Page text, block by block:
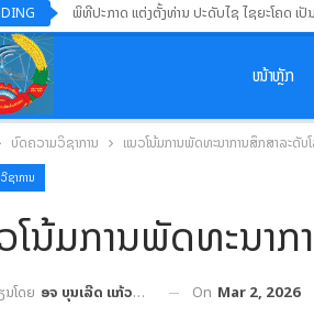
ພິທີປະກາດ ແຕ່ງຕັ້ງທ່ານ ປະດັບໄຊ ໄຊຍະໂຄດ ເ
ໜ້າຫຼັກ
ບົດຄວາມວິຊາການ ແນວໂນ້ມການພັດທະນາການສຶກສາລະດັ
ຊາການ
ໂນ້ມການພັດທະນາ
ນໂດຍ ອຈ ບຸນເລີດ ແກ້ວປະເສີດ On Mar 2, 2026